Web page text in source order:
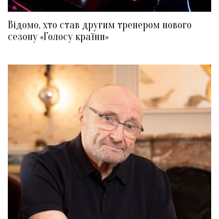
Відомо, хто став другим тренером нового
сезону «Голосу країни»